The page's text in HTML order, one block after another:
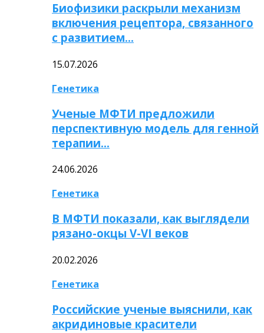
Биофизики раскрыли механизм
включения рецептора, связанного
с развитием…
15.07.2026
Генетика
Ученые МФТИ предложили
перспективную модель для генной
терапии…
24.06.2026
Генетика
В МФТИ показали, как выглядели
рязано-окцы V-VI веков
20.02.2026
Генетика
Российские ученые выяснили, как
акридиновые красители